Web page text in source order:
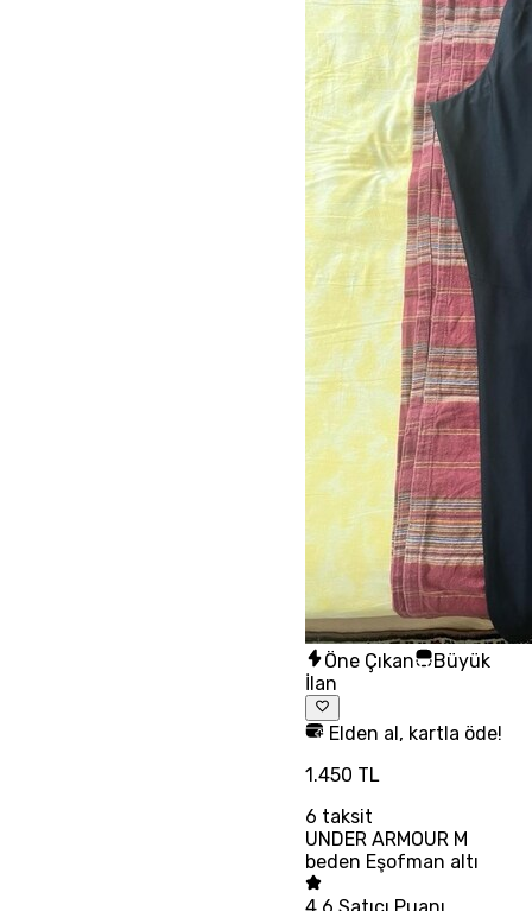
Öne Çıkan
Büyük
İlan
Elden al, kartla öde!
1.450 TL
6 taksit
UNDER ARMOUR M
beden Eşofman altı